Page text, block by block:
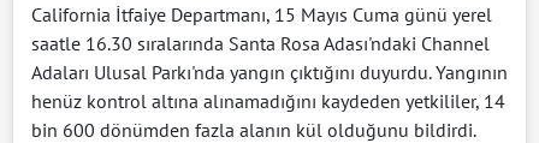
California İtfaiye Departmanı, 15 Mayıs Cuma günü yerel
saatle 16.30 sıralarında Santa Rosa Adası'ndaki Channel
Adaları Ulusal Parkı'nda yangın çıktığını duyurdu. Yangının
henüz kontrol altına alınamadığını kaydeden yetkililer, 14
bin 600 dönümden fazla alanın kül olduğunu bildirdi.